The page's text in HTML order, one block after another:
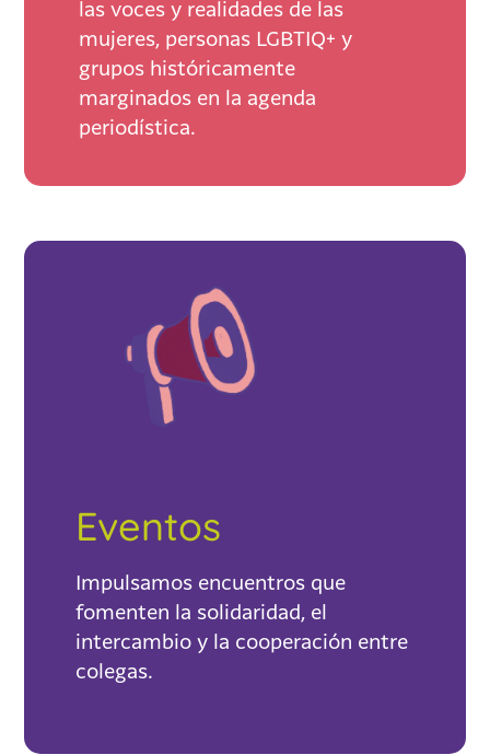
las voces y realidades de las
mujeres, personas LGBTIQ+ y
grupos históricamente
marginados en la agenda
periodística.
Eventos
Impulsamos encuentros que
fomenten la solidaridad, el
intercambio y la cooperación entre
colegas.